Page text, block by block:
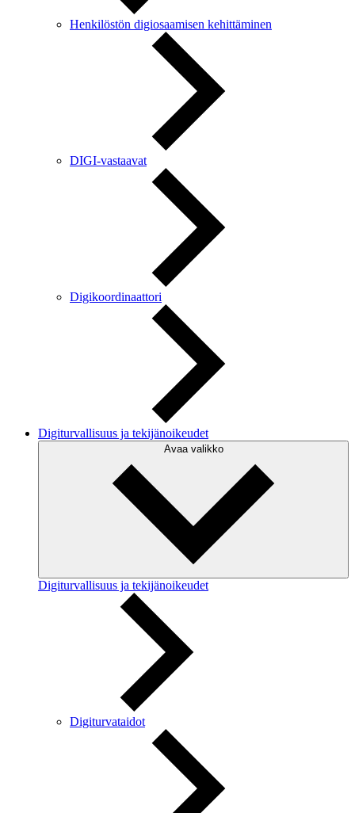
Henkilöstön digiosaamisen kehittäminen
DIGI-vastaavat
Digikoordinaattori
Digiturvallisuus ja tekijänoikeudet
Avaa valikko
Digiturvallisuus ja tekijänoikeudet
Digiturvataidot